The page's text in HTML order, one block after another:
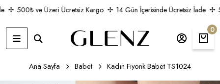
500₺ ve Üzeri Ücretsiz Kargo 14 Gün İçerisinde Ücretsiz İade
0
Ana Sayfa Babet Kadın Fiyonk Babet TS1024